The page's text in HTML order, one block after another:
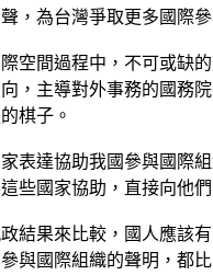
，為台灣爭取更多國際
空間過程中，不可或缺
，主導對外事務的國務
棋子。
表達協助我國參與國際
些國家協助，直接向他
結果來比較，國人應該
與國際組織的聲明，都